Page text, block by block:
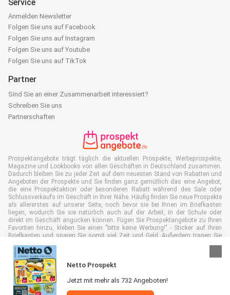
Netto Prospekt
Jetzt mit mehr als 732 Angeboten!
Service
Anmelden Newsletter
Folgen Sie uns auf Facebook
Folgen Sie uns auf Instagram
Folgen Sie uns auf Youtube
Folgen Sie uns auf TikTok
Partner
Sind Sie an einer Zusammenarbeit interessiert?
Schreiben Sie uns
Partnerschaften
Prospektangebote trägt täglich die aktuellen Prospekte, Werbeprospekte,
Magazine und Lookbooks von allen Geschäften in Deutschland zusammen.
Dadurch bleiben Sie zu jeder Zeit auf dem neuesten Stand von Rabatten und
Angeboten der Prospekte und Sie finden ganz gemütlich das eine Angebot,
die eine Prospektaktion oder besonderen Rabatt während des Sale oder
Schlussverkaufs im Geschäft in Ihrer Nähe. Häufig finden Sie neue Prospekte
als allererstes auf unserer Seite, noch bevor sie bei Ihnen im Briefkasten
liegen, wodurch Sie sie natürlich auch auf der Arbeit, in der Schule oder
direkt im Geschäft angucken können. Fügen Sie Prospektangebote zu Ihren
Favoriten hinzu, kleben Sie einen "bitte keine Werbung!" - Sticker auf Ihren
Briefkasten und sparen Sie somit viel Zeit und Geld. Außerdem tragen Sie
ist.